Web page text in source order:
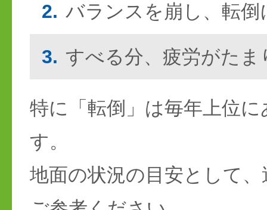
2. バランスを崩し、転
3. すべる分、疲労がたま
特に「転倒」は毎年上位
す。
地面の状況の目安として